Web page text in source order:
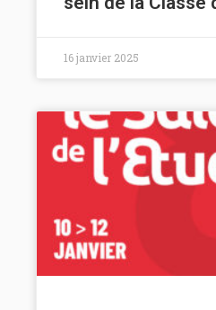
16 janvier 2025